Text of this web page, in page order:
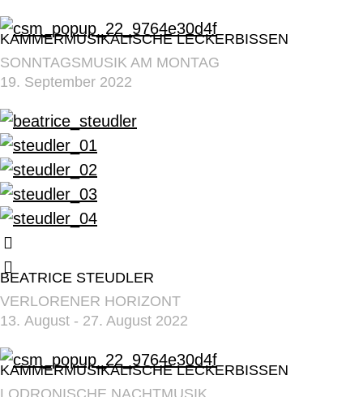
KAMMERMUSIKALISCHE LECKERBISSEN
SONNTAGSMUSIK AM MONTAG
19. September 2022
BEATRICE STEUDLER
VERLORENER HORIZONT
13. August - 27. August 2022
KAMMERMUSIKALISCHE LECKERBISSEN
LODRONISCHE NACHTMUSIK